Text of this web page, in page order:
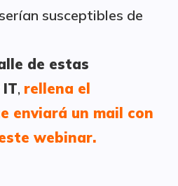
susceptibles de
de estas
, rellena el
enviará un mail con
webinar.